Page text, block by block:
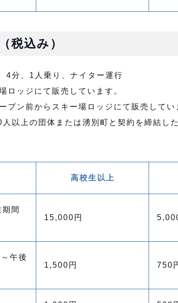
税込み）
4分、1人乗り、ナイター運行
ロッジにて販売しています。
プン前からスキー場ロッジにて販売してい
以上の団体または湧別町と契約を締結し
高校生以上
間
15,000円
午後
1,500円 750